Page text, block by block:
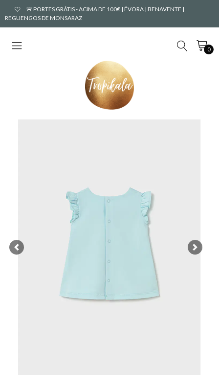
🚨 PORTES GRÁTIS - ACIMA DE 100€ | ÉVORA | BENAVENTE |
REGUENGOS DE MONSARAZ
0
Previous Next